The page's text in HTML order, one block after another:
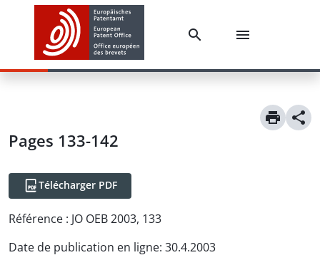
Pages 133-142
Télécharger PDF
Référence : JO OEB 2003, 133
Date de publication en ligne: 30.4.2003